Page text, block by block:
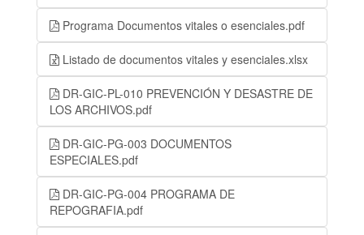
Programa Documentos vitales o esenciales.pdf
Listado de documentos vitales y esenciales.xlsx
DR-GIC-PL-010 PREVENCIÓN Y DESASTRE DE
LOS ARCHIVOS.pdf
DR-GIC-PG-003 DOCUMENTOS
ESPECIALES.pdf
DR-GIC-PG-004 PROGRAMA DE
REPOGRAFIA.pdf